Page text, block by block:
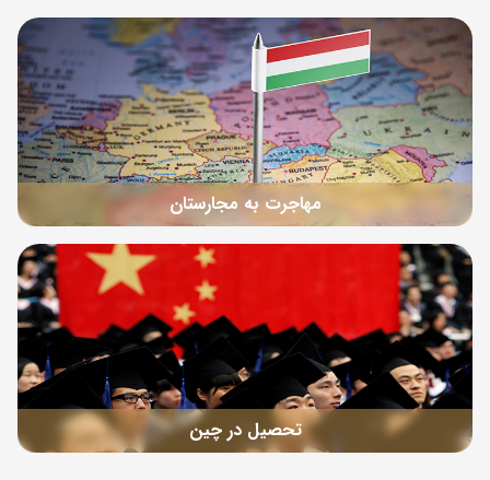
مهاجرت به مجارستان
تحصیل در چین